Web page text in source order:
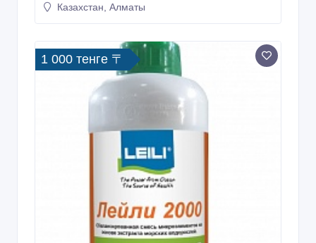
Казахстан, Алматы
1 000 тенге 〒